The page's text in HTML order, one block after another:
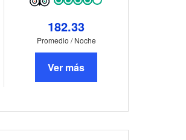
182.33
Promedio / Noche
Ver más